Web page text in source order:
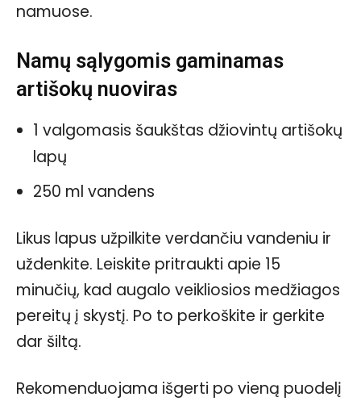
namuose.
Namų sąlygomis gaminamas
artišokų nuoviras
1 valgomasis šaukštas džiovintų artišokų
lapų
250 ml vandens
Likus lapus užpilkite verdančiu vandeniu ir
uždenkite. Leiskite pritraukti apie 15
minučių, kad augalo veikliosios medžiagos
pereitų į skystį. Po to perkoškite ir gerkite
dar šiltą.
Rekomenduojama išgerti po vieną puodelį